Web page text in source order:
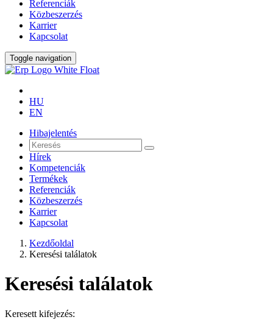
Referenciák
Közbeszerzés
Karrier
Kapcsolat
Toggle navigation
HU
EN
Hibajelentés
Hírek
Kompetenciák
Termékek
Referenciák
Közbeszerzés
Karrier
Kapcsolat
Kezdőoldal
Keresési találatok
Keresési találatok
Keresett kifejezés: